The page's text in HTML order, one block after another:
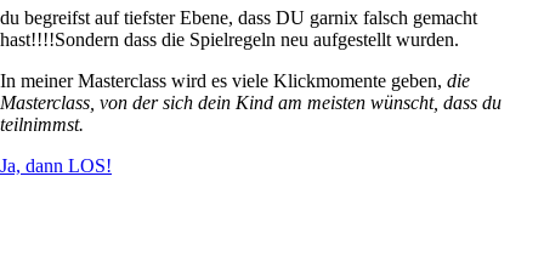
du begreifst auf tiefster Ebene, dass DU garnix falsch gemacht
hast!!!!Sondern dass die Spielregeln neu aufgestellt wurden.
In meiner Masterclass wird es viele Klickmomente geben, die
Masterclass, von der sich dein Kind am meisten wünscht, dass du
teilnimmst.
Ja, dann LOS!